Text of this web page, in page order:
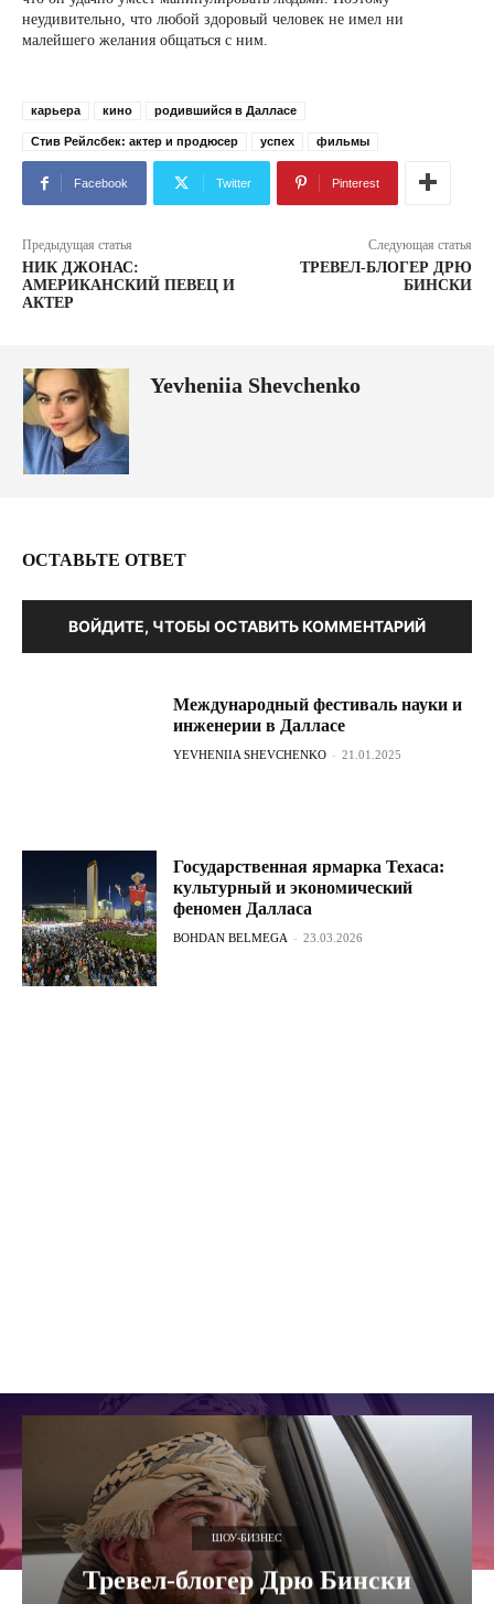
неудивительно, что любой здоровый человек не имел ни
малейшего желания общаться с ним.
карьера кино родившийся в Далласе
Стив Рейлсбек: актер и продюсер успех фильмы
Facebook Twitter Pinterest
Предыдущая статья
НИК ДЖОНАС:
АМЕРИКАНСКИЙ ПЕВЕЦ И
АКТЕР
Следующая статья
ТРЕВЕЛ-БЛОГЕР ДРЮ
БИНСКИ
Yevheniia Shevchenko
ОСТАВЬТЕ ОТВЕТ
ВОЙДИТЕ, ЧТОБЫ ОСТАВИТЬ КОММЕНТАРИЙ
Международный фестиваль науки и
инженерии в Далласе
YEVHENIIA SHEVCHENKO - 21.01.2025
Государственная ярмарка Техаса:
культурный и экономический
феномен Далласа
BOHDAN BELMEGA - 23.03.2026